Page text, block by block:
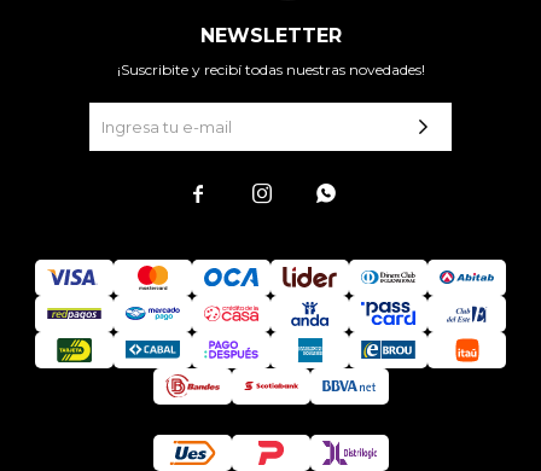
NEWSLETTER
¡Suscribite y recibí todas nuestras novedades!
  